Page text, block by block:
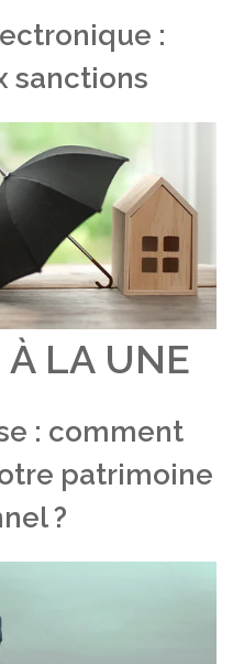
:
sanctions
LA UNE
: comment
patrimoine
?